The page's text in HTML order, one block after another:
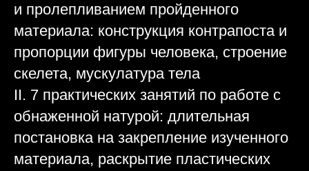
и пролепливанием пройденного
материала: конструкция контрапоста и
пропорции фигуры человека, строение
скелета, мускулатура тела
II. 7 практических занятий по работе с
обнаженной натурой: длительная
постановка на закрепление изученного
материала, раскрытие пластических